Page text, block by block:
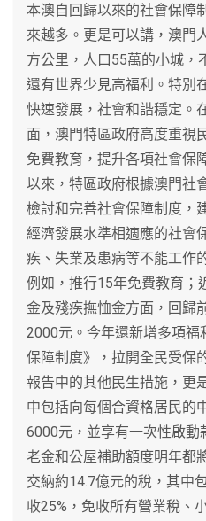
本澳自回歸以來的社會保障
來越多。更是可以講，澳門
方公里，人口55萬的小城，
還有世界少見高福利。特別
快速發展，社會和諧穩定。
面，澳門特區政府高度重視
免費教育，提升各項社會保
以來，特區政府根據澳門社
檢討和完善社會保障制度，
經濟發展水準相適應的社會
疾、失業及患病等不能工作
例如，推行15年免費教育；
金及殘疾撫恤金方面，回歸
2000元。今年還新增多項
保障制度》，拉開全民受保
報告中的其他民生措施，更
中包括向每個合資格居民的
6000元，並享有一次性啟
老金和公屋補助額度明年都
交納約14.7億元的稅，其中
收25%，免收所有營業稅、